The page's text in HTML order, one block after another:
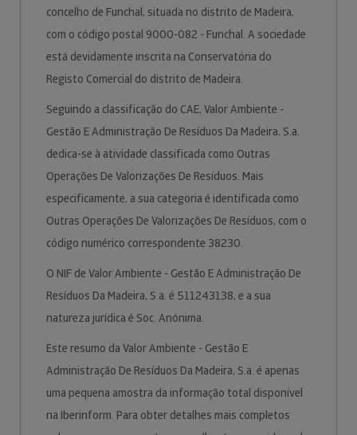
concelho de Funchal, situada no distrito de Madeira,
com o código postal 9000-082 - Funchal. A sociedade
está devidamente inscrita na Conservatória do
Registo Comercial do distrito de Madeira.
Seguindo a classificação do CAE, Valor Ambiente -
Gestão E Administração De Resíduos Da Madeira, S.a.
dedica-se à atividade classificada como Outras
Operações De Valorizações De Resíduos. Mais
especificamente, a sua categoria é identificada como
Outras Operações De Valorizações De Resíduos, com o
código numérico correspondente 38230.
O NIF de Valor Ambiente - Gestão E Administração De
Resíduos Da Madeira, S.a. é 511243138, e a sua
natureza jurídica é Soc. Anónima.
Este resumo da Valor Ambiente - Gestão E
Administração De Resíduos Da Madeira, S.a. é apenas
uma pequena amostra da informação total disponível
na Iberinform. Para obter detalhes mais completos